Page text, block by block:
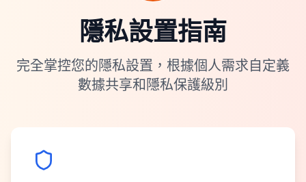
隱私設置指南
完全掌控您的隱私設置，根據個人需求自定義
數據共享和隱私保護級別